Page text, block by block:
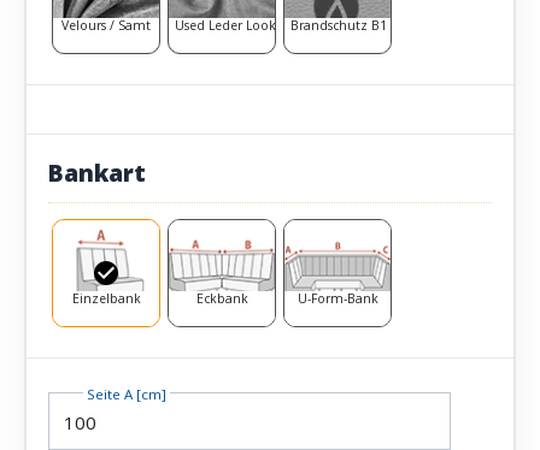
Velours / Samt Used Leder Look Brandschutz B1
Bankart
Einzelbank Eckbank U-Form-Bank
Seite A [cm]